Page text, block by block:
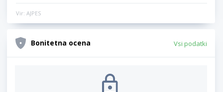
Vir: AJPES
Bonitetna ocena Vsi podatki